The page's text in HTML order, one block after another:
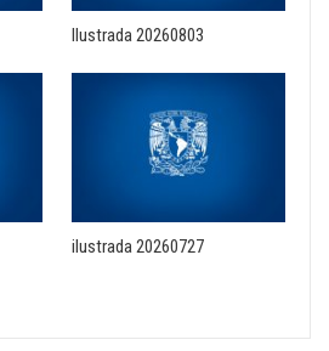
Ilustrada 20260803
ilustrada 20260727